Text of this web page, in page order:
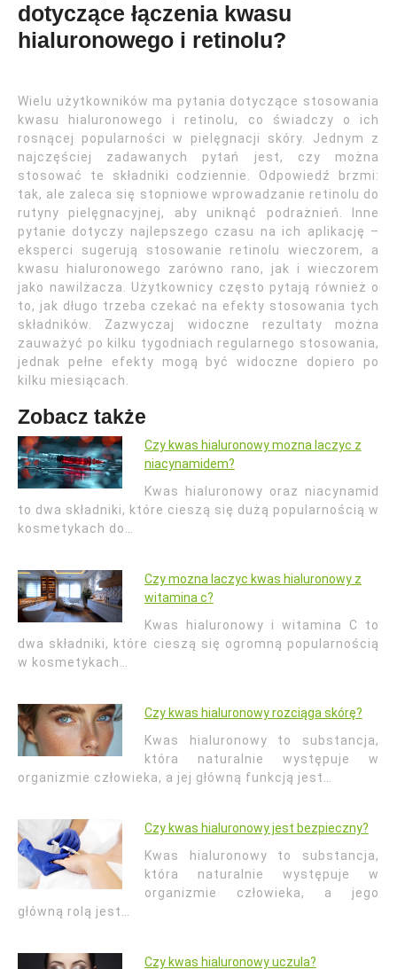
dotyczące łączenia kwasu
hialuronowego i retinolu?
Wielu użytkowników ma pytania dotyczące stosowania
kwasu hialuronowego i retinolu, co świadczy o ich
rosnącej popularności w pielęgnacji skóry. Jednym z
najczęściej zadawanych pytań jest, czy można
stosować te składniki codziennie. Odpowiedź brzmi:
tak, ale zaleca się stopniowe wprowadzanie retinolu do
rutyny pielęgnacyjnej, aby uniknąć podrażnień. Inne
pytanie dotyczy najlepszego czasu na ich aplikację –
eksperci sugerują stosowanie retinolu wieczorem, a
kwasu hialuronowego zarówno rano, jak i wieczorem
jako nawilżacza. Użytkownicy często pytają również o
to, jak długo trzeba czekać na efekty stosowania tych
składników. Zazwyczaj widoczne rezultaty można
zauważyć po kilku tygodniach regularnego stosowania,
jednak pełne efekty mogą być widoczne dopiero po
kilku miesiącach.
Zobacz także
Czy kwas hialuronowy mozna laczyc z
niacynamidem?
Kwas hialuronowy oraz niacynamid
to dwa składniki, które cieszą się dużą popularnością w
kosmetykach do…
Czy mozna laczyc kwas hialuronowy z
witamina c?
Kwas hialuronowy i witamina C to
dwa składniki, które cieszą się ogromną popularnością
w kosmetykach…
Czy kwas hialuronowy rozciąga skórę?
Kwas hialuronowy to substancja,
która naturalnie występuje w
organizmie człowieka, a jej główną funkcją jest…
Czy kwas hialuronowy jest bezpieczny?
Kwas hialuronowy to substancja,
która naturalnie występuje w
organizmie człowieka, a jego
główną rolą jest…
Czy kwas hialuronowy uczula?